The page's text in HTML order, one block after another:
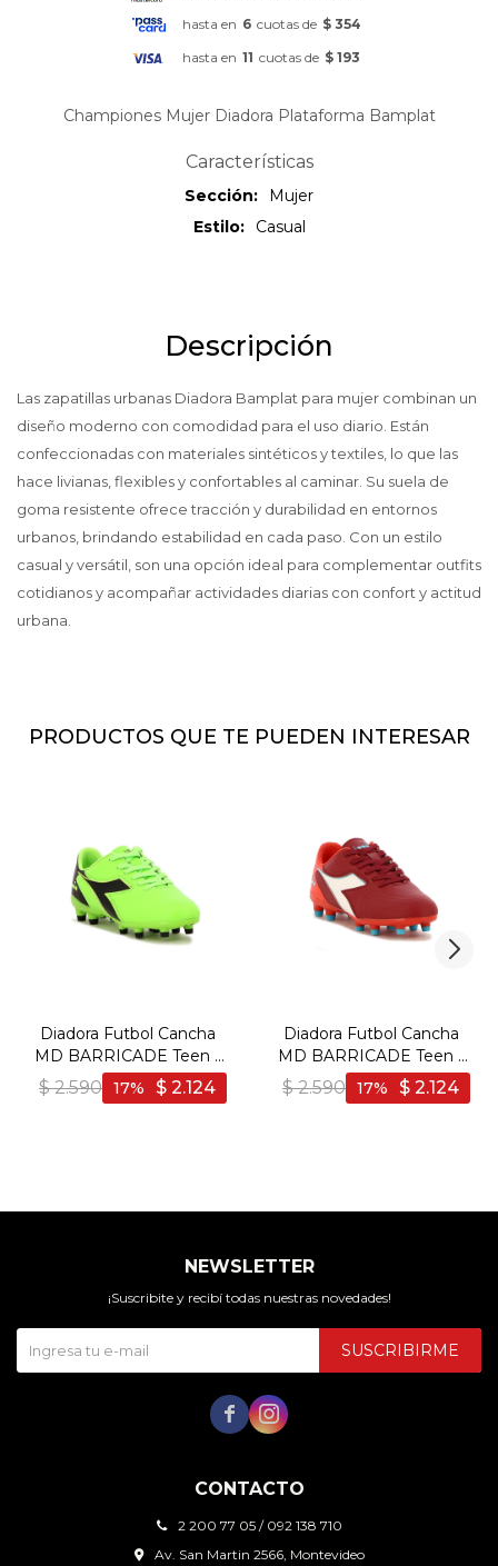
hasta en 6 cuotas de $ 354
hasta en 11 cuotas de $ 193
Championes Mujer Diadora Plataforma Bamplat
Características
Sección
Mujer
Estilo
Casual
Descripción
Las zapatillas urbanas Diadora Bamplat para mujer combinan un
diseño moderno con comodidad para el uso diario. Están
confeccionadas con materiales sintéticos y textiles, lo que las
hace livianas, flexibles y confortables al caminar. Su suela de
goma resistente ofrece tracción y durabilidad en entornos
urbanos, brindando estabilidad en cada paso. Con un estilo
casual y versátil, son una opción ideal para complementar outfits
cotidianos y acompañar actividades diarias con confort y actitud
urbana.
PRODUCTOS QUE TE PUEDEN INTERESAR
Diadora Futbol Cancha
MD BARRICADE Teen -
Verde/Negro - Verde-
Negro
$ 2.590 $ 2.124
17
Diadora Futbol Cancha
MD BARRICADE Teen -
Bordo/Blanco - Bordo-
Blanco
$ 2.590 $ 2.124
17
CONTACTO
2 200 77 05 / 092 138 710
Av. San Martin 2566, Montevideo
NEWSLETTER
¡Suscribite y recibí todas nuestras novedades!
SUSCRIBIRME
 